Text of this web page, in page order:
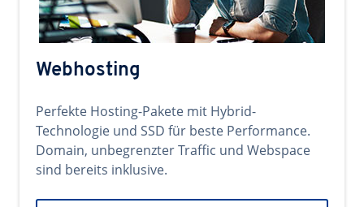
Webhosting
Perfekte Hosting-Pakete mit Hybrid-
Technologie und SSD für beste Performance.
Domain, unbegrenzter Traffic und Webspace
sind bereits inklusive.